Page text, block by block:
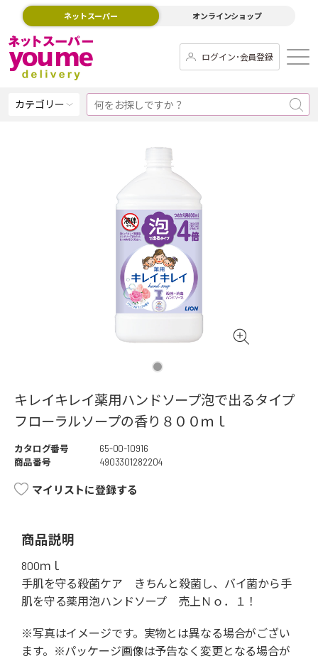
ネットスーパー オンラインショップ
ログイン･会員登録
カテゴリー
キレイキレイ薬用ハンドソープ泡で出るタイプ
フローラルソープの香り８００ｍｌ
カタログ番号
65-00-10916
商品番号
4903301282204
マイリストに登録する
商品説明
800ｍｌ
手肌を守る殺菌ケア きちんと殺菌し、バイ菌から手
肌を守る薬用泡ハンドソープ 売上Ｎｏ．１！
※写真はイメージです。実物とは異なる場合がござい
ます。※パッケージ画像は予告なく変更となる場合が